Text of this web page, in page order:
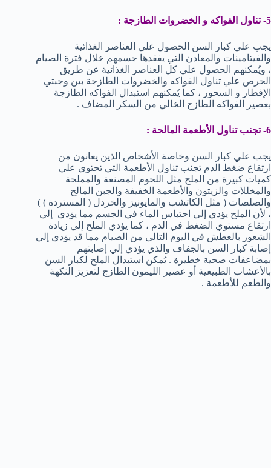
5- تناول الفواكه و الخضروات الطازجة :
يجب علي كبار السن الحصول علي العناصر الغذائية
والفيتامينات والمعادن التي يفقدها جسمهم خلال فترة الصيام
، ويُمكنهم الحصول علي كل العناصر الغذائية عن طريق
الحرص علي تناول الفواكه والخضروات الطازجة بين وجبتي
الإفطار و السحور ، كما يُمكنهم استبدال الفواكه الطازجة
بعصير الفواكه الطازج الخالي من السكر المضاف .
6- تجنب تناول الأطعمة المالحة :
يجب علي كبار السن وخاصة الأشخاص الذين يعانون من
ارتفاع ضغط الدم تجنب تناول الأطعمة التي تحتوي علي
كميات كبيرة من الملح مثل اللحوم المصنعة والمملحة
والمخللات والزيتون والأطعمة الخفيفة والجبن المالح
والصلصات ( مثل الكاتشب والمايونيز والخردل ( المستردة ) )
، لأن الملح يؤدي إلي احتباس الماء في الجسم مما يؤدي إلي
ارتفاع مستوي الضغط في الدم ، كما يؤدي الملح إلي زيادة
الشعور بالعطش في اليوم التالي من الصيام مما قد يؤدي إلي
إصابة كبار السن بالجفاف والذي يؤدي إلي إصابتهم
بمضاعفات صحية خطيرة . يُمكن استبدال الملح لكبار السن
بالأعشاب الطبيعية أو عصير الليمون الطازج لتعزيز النكهة
والطعم للأطعمة .